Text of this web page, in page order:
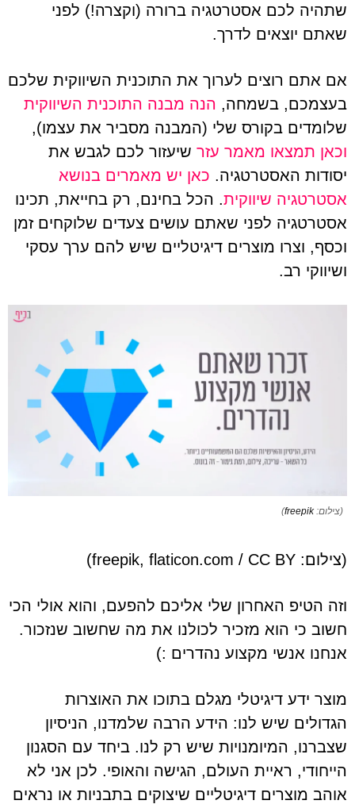
שתהיה לכם אסטרטגיה ברורה (וקצרה!) לפני
שאתם יוצאים לדרך.
אם אתם רוצים לערוך את התוכנית השיווקית שלכם
בעצמכם, בשמחה, הנה מבנה התוכנית השיווקית
שלומדים בקורס שלי (המבנה מסביר את עצמו),
וכאן תמצאו מאמר עזרשיעזור לכם לגבש את
יסודות האסטרטגיה. כאן יש מאמרים בנושא
אסטרטגיה שיווקית. הכל בחינם, רק בחייאת, תכינו
אסטרטגיה לפני שאתם עושים צעדים שלוקחים זמן
וכסף, וצרו מוצרים דיגיטליים שיש להם ערך עסקי
ושיווקי רב.
(צילום: freepik
)
(צילום: freepik, flaticon.com / CC BY)
וזה הטיפ האחרון שלי אליכם להפעם, והוא אולי הכי
חשוב כי הוא מזכיר לכולנו את מה שחשוב שנזכור.
אנחנו אנשי מקצוע נהדרים :)
מוצר ידע דיגיטלי מגלם בתוכו את האוצרות
הגדולים שיש לנו: הידע הרבה שלמדנו, הניסיון
שצברנו, המיומנויות שיש רק לנו. ביחד עם הסגנון
הייחודי, ראיית העולם, הגישה והאופי. לכן אני לא
אוהב מוצרים דיגיטליים שיצוקים בתבניות או נראים